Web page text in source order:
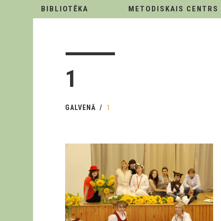
BIBLIOTĒKA
METODISKAIS CENTRS
1
GALVENĀ 1